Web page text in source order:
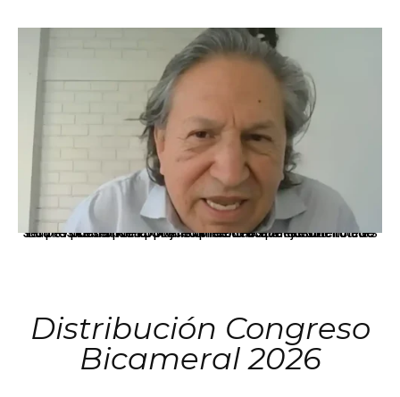
La presidenta Keiko Fujimori informó que la solicitud de indulto presentada por el expresidente Alejandro Toledo será evaluada por la Comisión de Gracias Presidenciales conforme al procedimiento establecido.
Distribución Congreso
Bicameral 2026